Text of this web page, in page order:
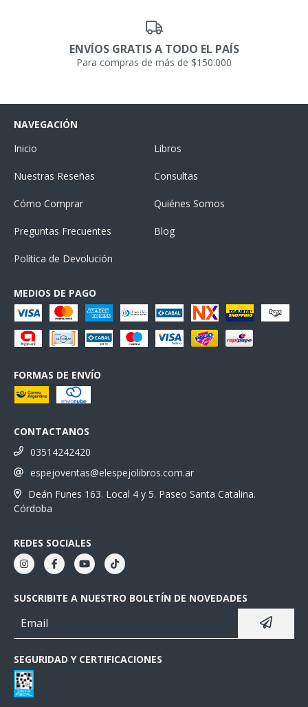
ENVÍOS GRATIS A TODO EL PAÍS
Para compras de más de $150.000
NAVEGACIÓN
Inicio
Libros
Nuestras Reseñas Consultas
Cómo Comprar Quiénes Somos
Preguntas Frecuentes Blog
Política de Devolución
MEDIOS DE PAGO
FORMAS DE ENVÍO
CONTACTANOS
03514242420
espejoventas@elespejolibros.com.ar
Deán Funes 163. Local 4 y 5. Paseo Santa Catalina.
Córdoba
REDES SOCIALES
SUSCRIBITE A NUESTRO BOLETÍN DE NOVEDADES
SEGURIDAD Y CERTIFICACIONES